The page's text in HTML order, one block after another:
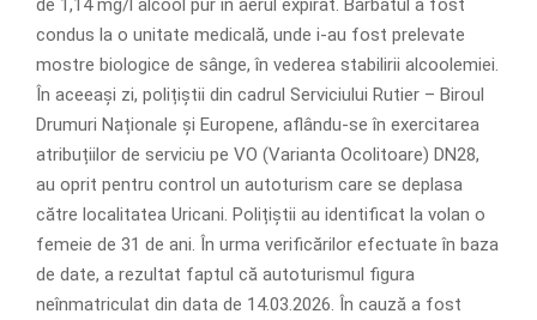
de 1,14 mg/l alcool pur în aerul expirat. Bărbatul a fost
condus la o unitate medicală, unde i-au fost prelevate
mostre biologice de sânge, în vederea stabilirii alcoolemiei.
În aceeași zi, polițiștii din cadrul Serviciului Rutier – Biroul
Drumuri Naționale și Europene, aflându-se în exercitarea
atribuțiilor de serviciu pe VO (Varianta Ocolitoare) DN28,
au oprit pentru control un autoturism care se deplasa
către localitatea Uricani. Polițiștii au identificat la volan o
femeie de 31 de ani. În urma verificărilor efectuate în baza
de date, a rezultat faptul că autoturismul figura
neînmatriculat din data de 14.03.2026. În cauză a fost